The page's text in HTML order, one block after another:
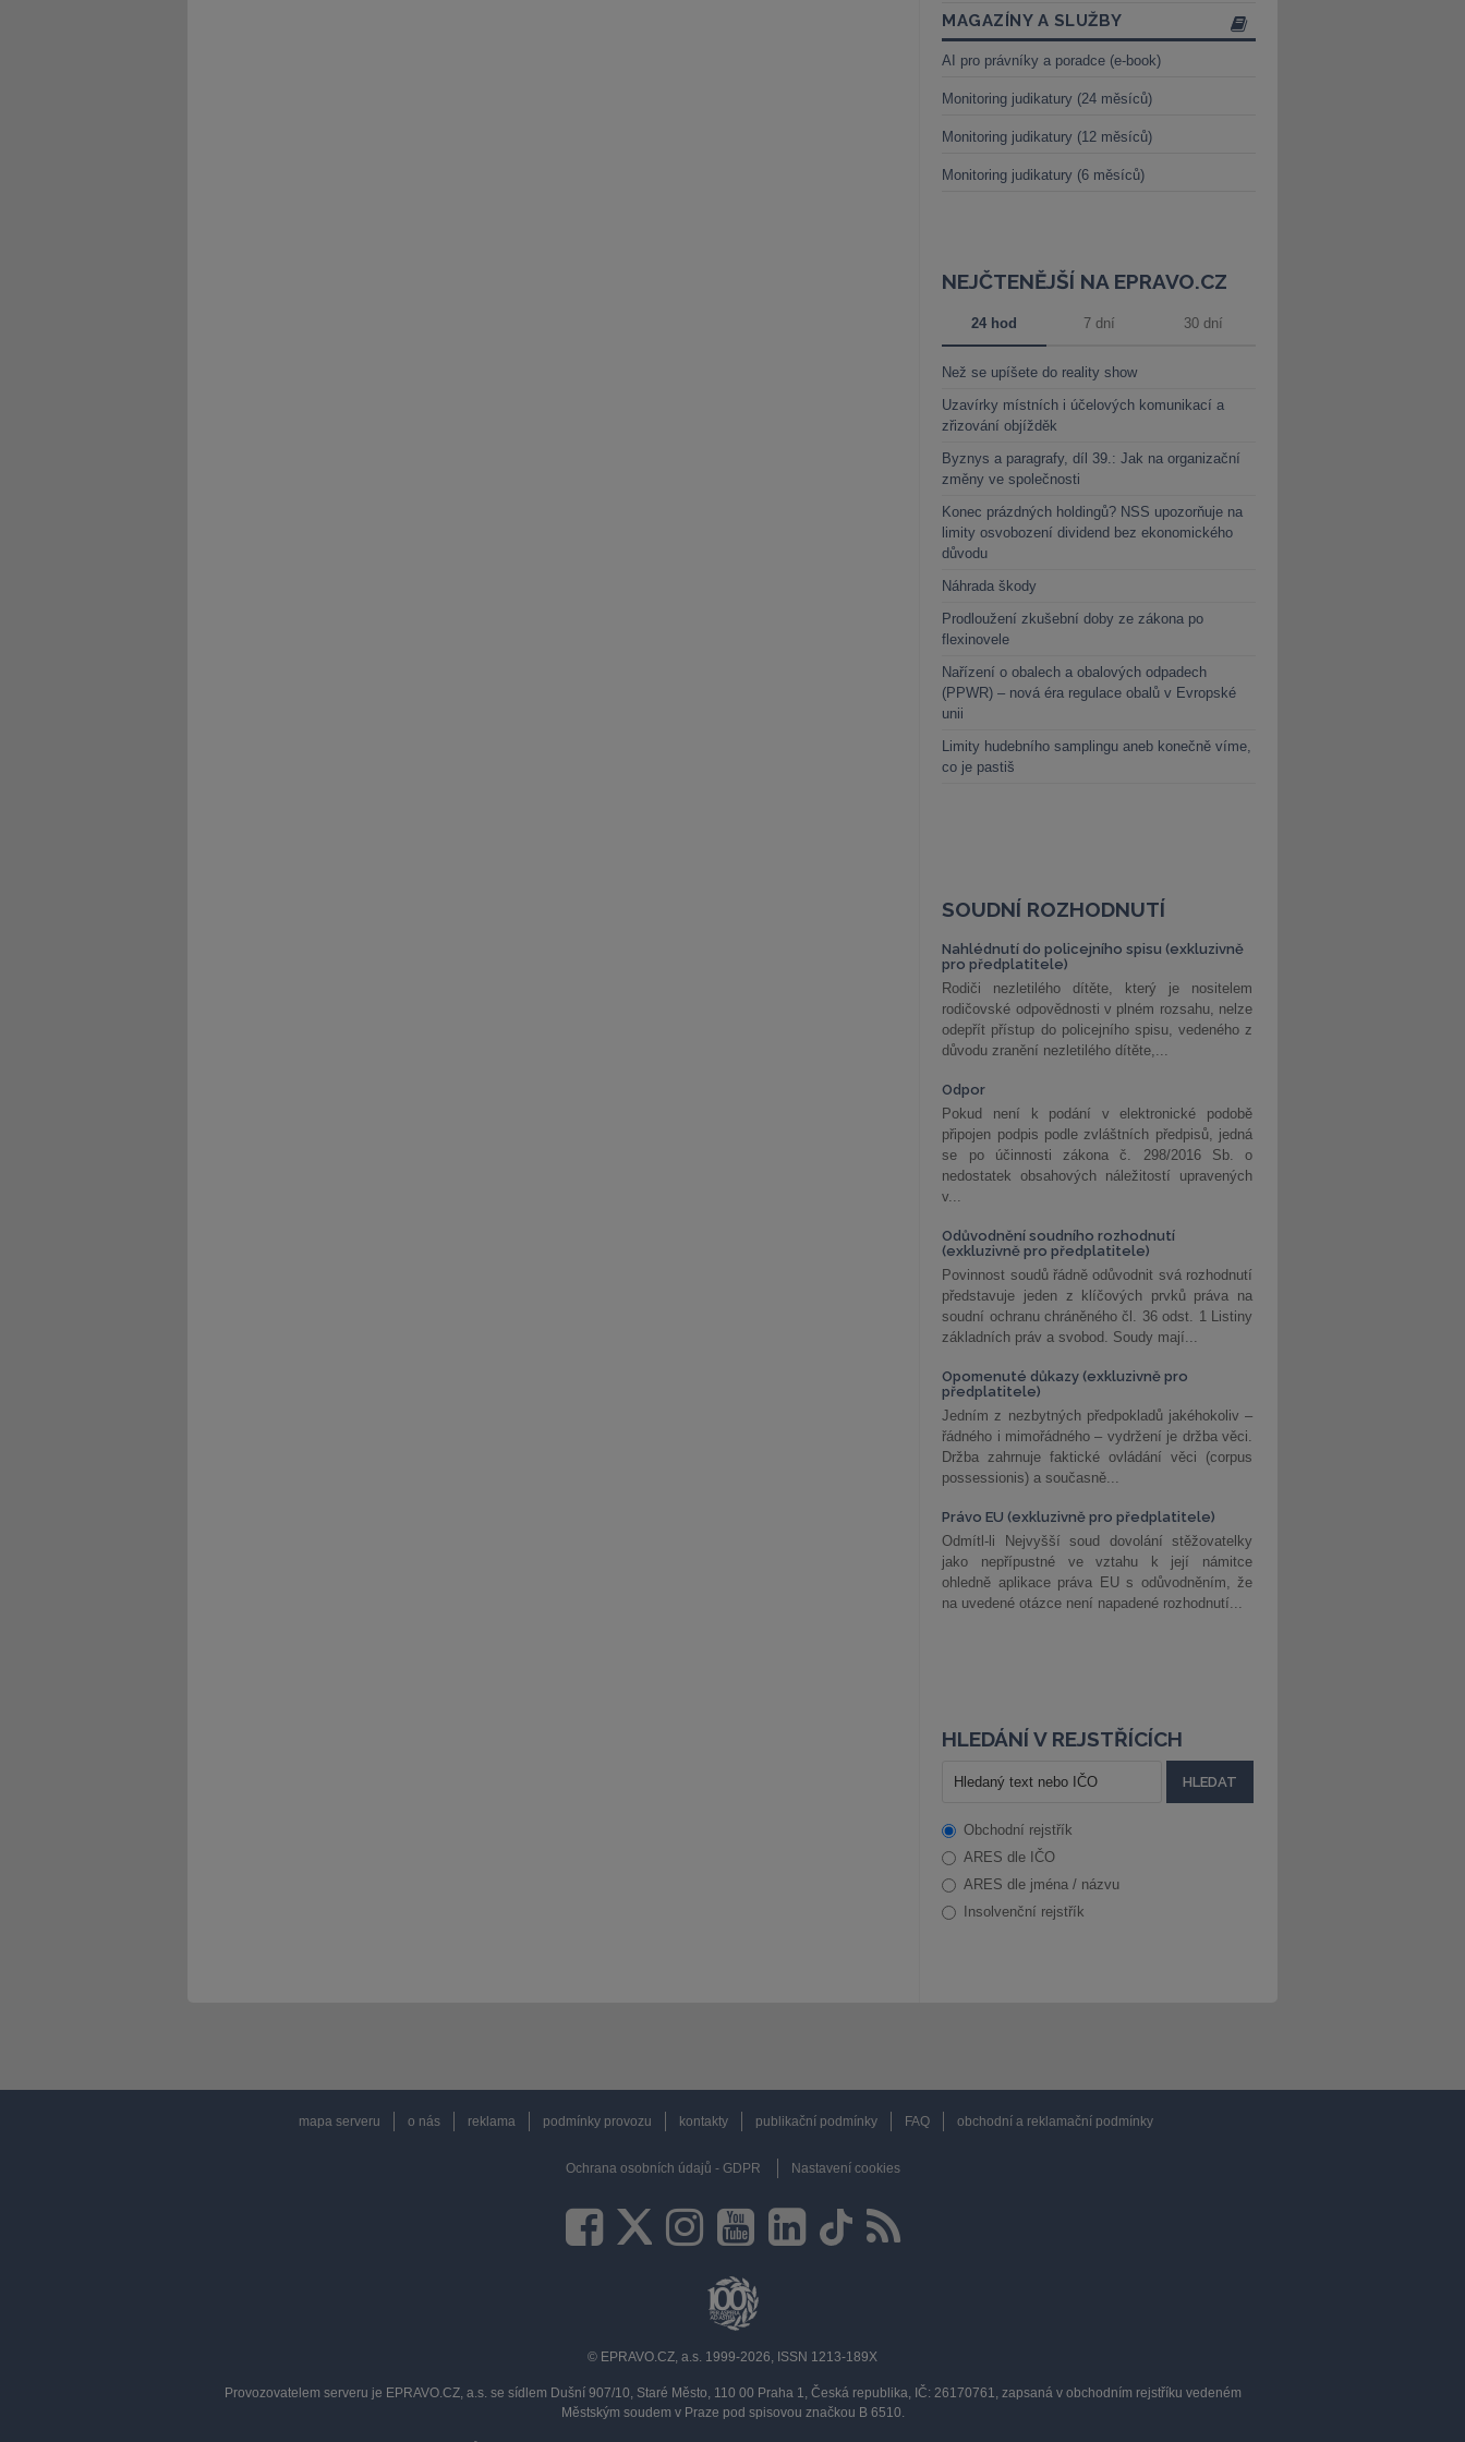
MAGAZÍNY A SLUŽBY
AI pro právníky a poradce (e-book)
Monitoring judikatury (24 měsíců)
Monitoring judikatury (12 měsíců)
Monitoring judikatury (6 měsíců)
NEJČTENĚJŠÍ NA EPRAVO.CZ
24 hod 7 dní 30 dní
Než se upíšete do reality show
Uzavírky místních i účelových komunikací a
zřizování objížděk
Byznys a paragrafy, díl 39.: Jak na organizační
změny ve společnosti
Konec prázdných holdingů? NSS upozorňuje na
limity osvobození dividend bez ekonomického
důvodu
Náhrada škody
Prodloužení zkušební doby ze zákona po
flexinovele
Nařízení o obalech a obalových odpadech
(PPWR) – nová éra regulace obalů v Evropské
unii
Limity hudebního samplingu aneb konečně víme,
co je pastiš
SOUDNÍ ROZHODNUTÍ
Nahlédnutí do policejního spisu (exkluzivně
pro předplatitele)
Rodiči nezletilého dítěte, který je nositelem
rodičovské odpovědnosti v plném rozsahu, nelze
odepřít přístup do policejního spisu, vedeného z
důvodu zranění nezletilého dítěte,...
Odpor
Pokud není k podání v elektronické podobě
připojen podpis podle zvláštních předpisů, jedná
se po účinnosti zákona č. 298/2016 Sb. o
nedostatek obsahových náležitostí upravených
v...
Odůvodnění soudního rozhodnutí
(exkluzivně pro předplatitele)
Povinnost soudů řádně odůvodnit svá rozhodnutí
představuje jeden z klíčových prvků práva na
soudní ochranu chráněného čl. 36 odst. 1 Listiny
základních práv a svobod. Soudy mají...
Opomenuté důkazy (exkluzivně pro
předplatitele)
Jedním z nezbytných předpokladů jakéhokoliv –
řádného i mimořádného – vydržení je držba věci.
Držba zahrnuje faktické ovládání věci (corpus
possessionis) a současně...
Právo EU (exkluzivně pro předplatitele)
Odmítl-li Nejvyšší soud dovolání stěžovatelky
jako nepřípustné ve vztahu k její námitce
ohledně aplikace práva EU s odůvodněním, že
na uvedené otázce není napadené rozhodnutí...
HLEDÁNÍ V REJSTŘÍCÍCH
Obchodní rejstřík
ARES dle IČO
ARES dle jména / názvu
Insolvenční rejstřík
mapa serveru o nás reklama podmínky provozu kontakty publikační podmínky FAQ obchodní a reklamační podmínky
Ochrana osobních údajů - GDPR Nastavení cookies
© EPRAVO.CZ, a.s. 1999-2026, ISSN 1213-189X
Provozovatelem serveru je EPRAVO.CZ, a.s. se sídlem Dušní 907/10, Staré Město, 110 00 Praha 1, Česká republika, IČ: 26170761, zapsaná v obchodním rejstříku vedeném
Městským soudem v Praze pod spisovou značkou B 6510.